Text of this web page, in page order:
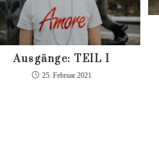
Ausgänge: TEIL I
25. Februar 2021